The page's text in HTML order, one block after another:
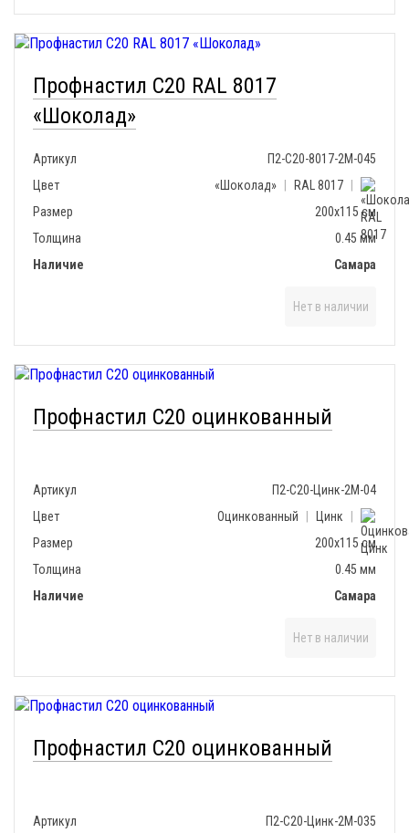
Профнастил С20 RAL 8017
«Шоколад»
Артикул
П2-С20-8017-2М-045
Цвет
«Шоколад» RAL 8017
Размер
200х115 см
Толщина
0.45 мм
Наличие
Самара
Нет в наличии
Профнастил С20 оцинкованный
Артикул
П2-С20-Цинк-2М-04
Цвет
Оцинкованный Цинк
Размер
200х115 см
Толщина
0.45 мм
Наличие
Самара
Нет в наличии
Профнастил С20 оцинкованный
Артикул
П2-С20-Цинк-2М-035